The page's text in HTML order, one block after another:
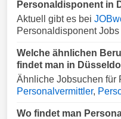
Personaldisponent in
Aktuell gibt es bei
Personaldisponent
Welche ähnlichen
findet man in
Ähnliche Jobsuchen für
Personalvermittler,
Wo findet man